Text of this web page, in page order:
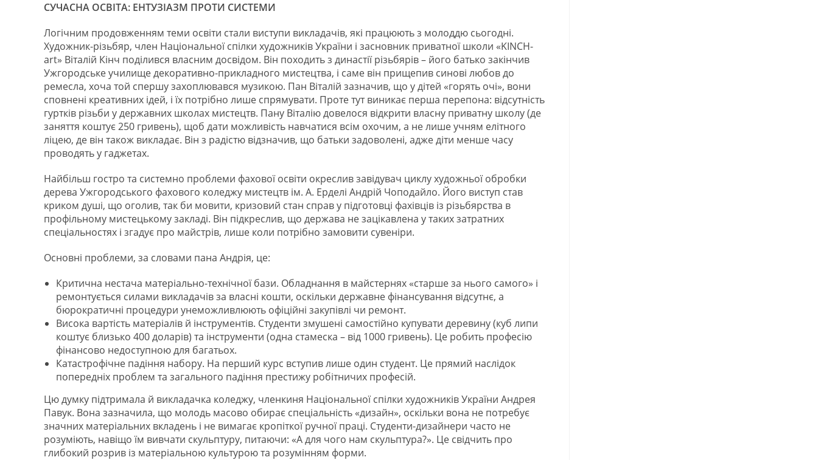
СУЧАСНА ОСВІТА: ЕНТУЗІАЗМ ПРОТИ СИСТЕМИ
Логічним продовженням теми освіти стали виступи викладачів, які працюють з молоддю сьогодні.
Художник-різьбяр, член Національної спілки художників України і засновник приватної школи «KINCH-
art» Віталій Кінч поділився власним досвідом. Він походить з династії різьбярів – його батько закінчив
Ужгородське училище декоративно-прикладного мистецтва, і саме він прищепив синові любов до
ремесла, хоча той спершу захоплювався музикою. Пан Віталій зазначив, що у дітей «горять очі», вони
сповнені креативних ідей, і їх потрібно лише спрямувати. Проте тут виникає перша перепона: відсутність
гуртків різьби у державних школах мистецтв. Пану Віталію довелося відкрити власну приватну школу (де
заняття коштує 250 гривень), щоб дати можливість навчатися всім охочим, а не лише учням елітного
ліцею, де він також викладає. Він з радістю відзначив, що батьки задоволені, адже діти менше часу
проводять у гаджетах.
Найбільш гостро та системно проблеми фахової освіти окреслив завідувач циклу художньої обробки
дерева Ужгородського фахового коледжу мистецтв ім. А. Ерделі Андрій Чоподайло. Його виступ став
криком душі, що оголив, так би мовити, кризовий стан справ у підготовці фахівців із різьбярства в
профільному мистецькому закладі. Він підкреслив, що держава не зацікавлена у таких затратних
спеціальностях і згадує про майстрів, лише коли потрібно замовити сувеніри.
Основні проблеми, за словами пана Андрія, це:
Критична нестача матеріально-технічної бази. Обладнання в майстернях «старше за нього самого» і
ремонтується силами викладачів за власні кошти, оскільки державне фінансування відсутнє, а
бюрократичні процедури унеможливлюють офіційні закупівлі чи ремонт.
Висока вартість матеріалів й інструментів. Студенти змушені самостійно купувати деревину (куб липи
коштує близько 400 доларів) та інструменти (одна стамеска – від 1000 гривень). Це робить професію
фінансово недоступною для багатьох.
Катастрофічне падіння набору. На перший курс вступив лише один студент. Це прямий наслідок
попередніх проблем та загального падіння престижу робітничих професій.
Цю думку підтримала й викладачка коледжу, членкиня Національної спілки художників України Андрея
Павук. Вона зазначила, що молодь масово обирає спеціальність «дизайн», оскільки вона не потребує
значних матеріальних вкладень і не вимагає кропіткої ручної праці. Студенти-дизайнери часто не
розуміють, навіщо їм вивчати скульптуру, питаючи: «А для чого нам скульптура?». Це свідчить про
глибокий розрив із матеріальною культурою та розумінням форми.